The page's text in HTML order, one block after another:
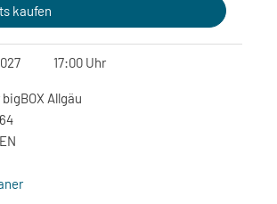
kaufen
17:00 Uhr
Allgäu